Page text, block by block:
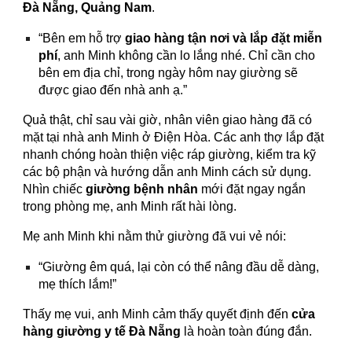
Đà Nẵng, Quảng Nam.
“Bên em hỗ trợgiao hàng tận nơi và lắp đặt miễn
phí, anh Minh không cần lo lắng nhé. Chỉ cần cho
bên em địa chỉ, trong ngày hôm nay giường sẽ
được giao đến nhà anh ạ.”
Quả thật, chỉ sau vài giờ, nhân viên giao hàng đã có
mặt tại nhà anh Minh ở Điện Hòa. Các anh thợ lắp đặt
nhanh chóng hoàn thiện việc ráp giường, kiểm tra kỹ
các bộ phận và hướng dẫn anh Minh cách sử dụng.
Nhìn chiếcgiường bệnh nhân mới đặt ngay ngắn
trong phòng mẹ, anh Minh rất hài lòng.
Mẹ anh Minh khi nằm thử giường đã vui vẻ nói:
“Giường êm quá, lại còn có thể nâng đầu dễ dàng,
mẹ thích lắm!”
Thấy mẹ vui, anh Minh cảm thấy quyết định đếncửa
hàng giường y tế Đà Nẵng là hoàn toàn đúng đắn.